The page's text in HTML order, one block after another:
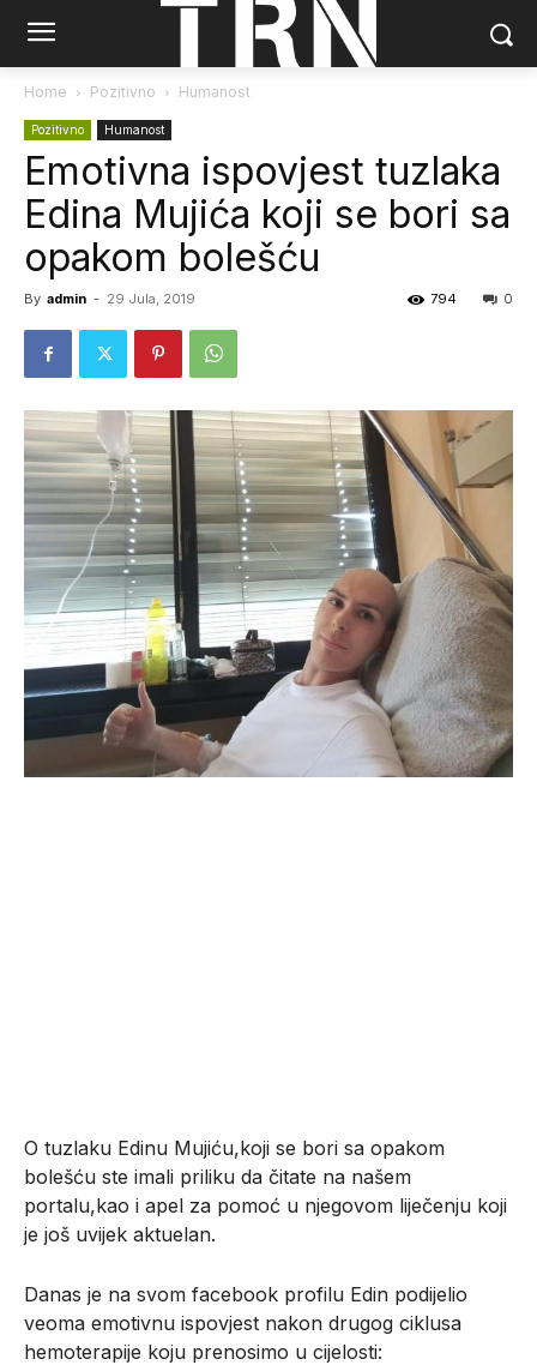
Home Pozitivno Humanost
Pozitivno Humanost
Emotivna ispovjest tuzlaka
Edina Mujića koji se bori sa
opakom bolešću
By admin - 29 Jula, 2019 0
794
O tuzlaku Edinu Mujiću,koji se bori sa opakom
bolešću ste imali priliku da čitate na našem
portalu,kao i apel za pomoć u njegovom liječenju koji
je još uvijek aktuelan.
Danas je na svom facebook profilu Edin podijelio
veoma emotivnu ispovjest nakon drugog ciklusa
hemoterapije koju prenosimo u cijelosti: